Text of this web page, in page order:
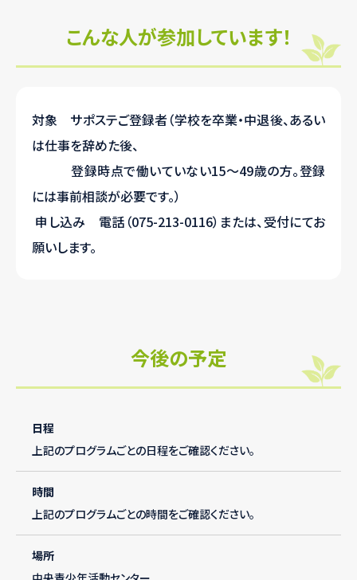
こんな人が参加しています！
対象 サポステご登録者（学校を卒業・中退後、あるい
は仕事を辞めた後、
登録時点で働いていない15～49歳の方。登録
には事前相談が必要です。）
申し込み 電話（075-213-0116）または、受付にてお
願いします。
今後の予定
日程
上記のプログラムごとの日程をご確認ください。
時間
上記のプログラムごとの時間をご確認ください。
場所